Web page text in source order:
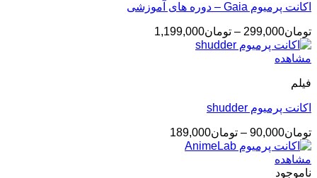
اکانت پرمیوم Gaia – دوره های آموزشی
تومان299,000
– تومان1,199,000
مشاهده
فیلم
اکانت پرمیوم shudder
تومان90,000
– تومان189,000
مشاهده
ناموجود